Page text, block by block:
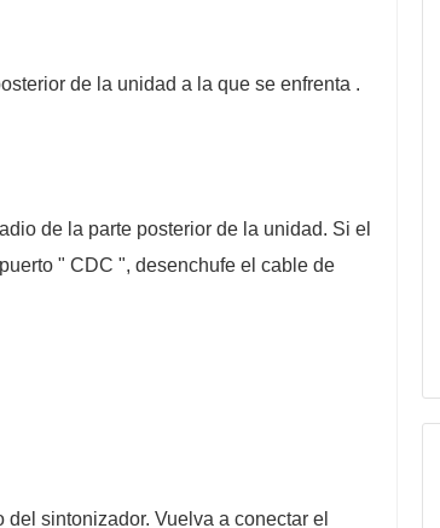
de la unidad a la que se enfrenta .
de la parte posterior de la unidad. Si el
" CDC ", desenchufe el cable de
sintonizador. Vuelva a conectar el